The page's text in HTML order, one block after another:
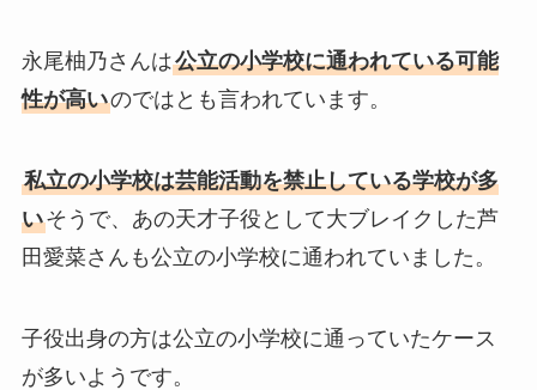
永尾柚乃さんは公立の小学校に通われている可能
性が高いのではとも言われています。
私立の小学校は芸能活動を禁止している学校が多
いそうで、あの天才子役として大ブレイクした芦
田愛菜さんも公立の小学校に通われていました。
子役出身の方は公立の小学校に通っていたケース
が多いようです。